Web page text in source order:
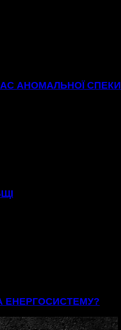
АНОМАЛЬНОЇ СПЕКИ
ЕНЕРГОСИСТЕМУ?